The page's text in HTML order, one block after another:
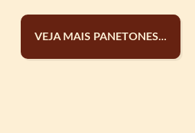
VEJA MAIS PANETONES...